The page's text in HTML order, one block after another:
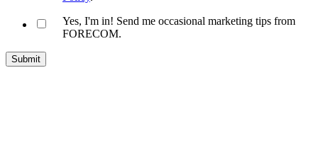
Yes, I'm in! Send me occasional marketing tips from
FORECOM.